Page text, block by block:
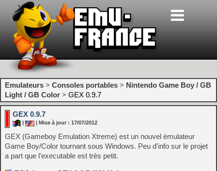
Emulateurs > Consoles portables > Nintendo Game Boy / GB
Light / GB Color > GEX 0.9.7
GEX 0.9.7
| Mise à jour : 17/07/2012
GEX (Gameboy Emulation Xtreme) est un nouvel émulateur
Game Boy/Color tournant sous Windows. Peu d'info sur le projet
a part que l'executable est très petit.